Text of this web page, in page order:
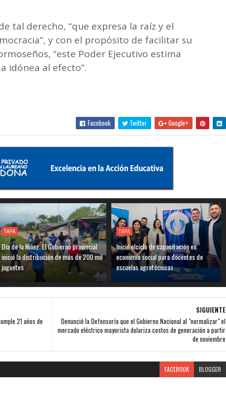
tal derecho, “que expresa la raíz y el
y con el propósito de facilitar su
“este Poder Ejecutivo estima
idónea al efecto”.
Facebook Twitter Google+
TAPA
Día de la Niñez: El Gobierno provincial
inició la distribución de más de 200 mil
juguetes
TAPA
Inició elciclo de capacitación en
economía social para docentes de
escuelas agrotécnicas
SIGUIENTE
Denunció la Defensoría que el Gobierno Nacional al "normalizar" el
mercado eléctrico mayorista dolariza costos de generación a partir
de noviembre
21 años de
FACEBOOK BLOGGER